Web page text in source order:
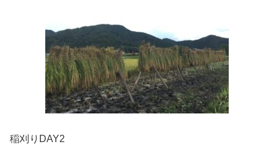
稲刈りDAY2